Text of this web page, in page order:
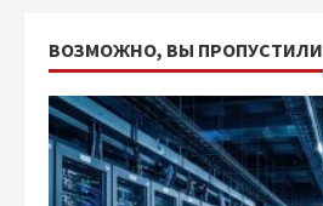
ВОЗМОЖНО, ВЫ ПРОПУСТИЛИ